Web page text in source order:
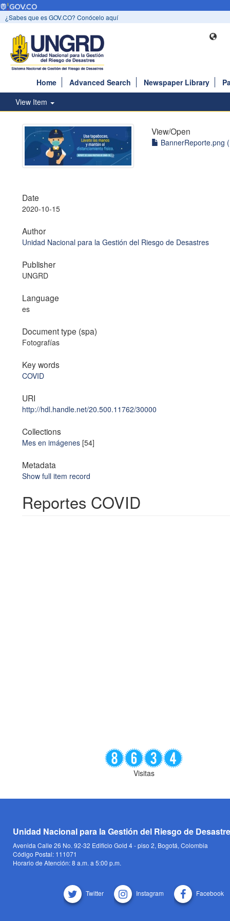
¿Sabes que es GOV.CO? Conócelo aquí
Home Advanced Search Newspaper Library
View Item
View/Open
BannerReporte.png
Date
2020-10-15
Author
Unidad Nacional para la Gestión del Riesgo de Desastres
Publisher
UNGRD
Language
es
Document type (spa)
Fotografías
Key words
COVID
URI
http://hdl.handle.net/20.500.11762/30000
Collections
Mes en imágenes [54]
Metadata
Show full item record
Reportes COVID
Visitas
Unidad Nacional para la Gestión del Riesgo de
Avenida Calle 26 No. 92-32 Edificio Gold 4 - piso 2, Bogotá, Colombia
Código Postal: 111071
Horario de Atención: 8 a.m. a 5:00 p.m.
Twitter Instagram Facebook